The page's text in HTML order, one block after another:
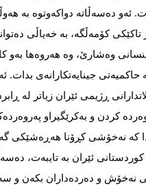
ئەو دەسەڵاتە دواکەوتوە بە
کۆمەڵگە، بە خەیاڵی
وەشارێ‌، وە هەروەها بەو
حاکمیەتی جینایەتکارانەی بدات.
ڕژیمی ئێران زیاتر لە
کردن و بەکرێگیراو
کە نەخۆشی کڕۆنا هەڕەشێکی
ئێران بە تایبەت،
نەخۆش و دەردەداران بکەن و